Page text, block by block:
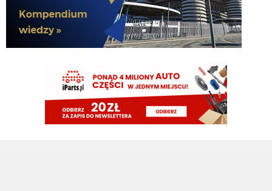
Żebyscie sie jeszcze nie zdziwili jak CHivu po treningach uznal ze Pavard
ma motywacje i odpowiednie umiejetnosci i sam chce by zostal, a kasa ma
isc na inne pozycje
Jaworeq 06.08.2026 23:33
06.08.2026 23:14
Misterem X był Benjamin Pavard. Witamy w Interze!